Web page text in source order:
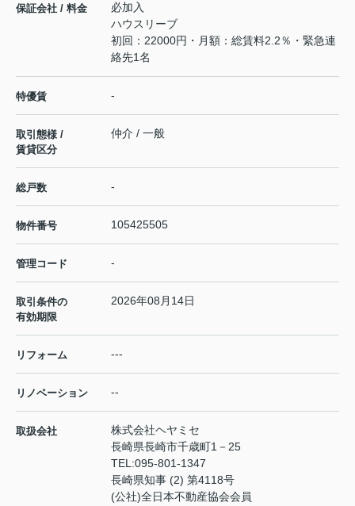
保証会社 / 料金
必加入
ハウスリーブ
初回：22000円・月額：総賃料2.2％・緊急連
絡先1名
特優賃 -
取引態様 /
賃貸区分
仲介 / 一般
総戸数 -
物件番号 105425505
管理コード -
取引条件の
有効期限
2026年08月14日
リフォーム ---
リノベーション --
取扱会社
株式会社ヘヤミセ
長崎県長崎市千歳町1－25
TEL:095-801-1347
長崎県知事 (2) 第4118号
(公社)全日本不動産協会会員